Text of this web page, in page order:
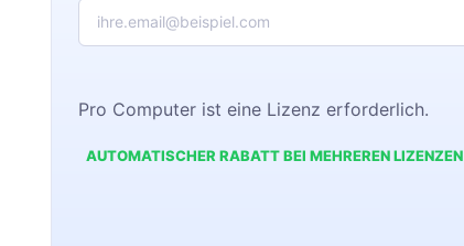
Pro Computer ist eine Lizenz erforderlich.
AUTOMATISCHER RABATT BEI MEHREREN LIZENZEN